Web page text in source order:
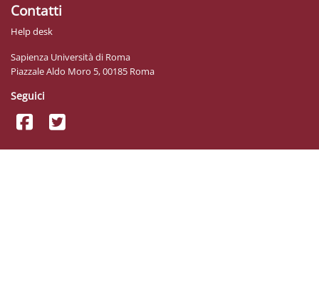
Contatti
Help desk
Sapienza Università di Roma
Piazzale Aldo Moro 5, 00185 Roma
Seguici